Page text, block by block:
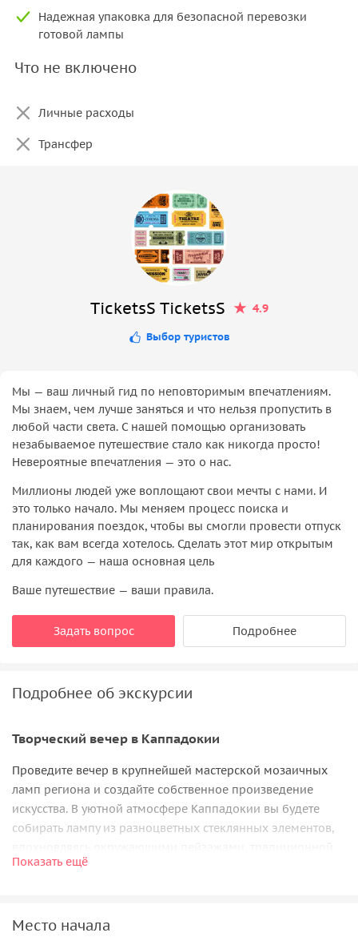
Надежная упаковка для безопасной перевозки
готовой лампы
Что не включено
Личные расходы
Трансфер
TicketsS TicketsS 4.9
Выбор туристов
Мы — ваш личный гид по неповторимым впечатлениям.
Мы знаем, чем лучше заняться и что нельзя пропустить в
любой части света. С нашей помощью организовать
незабываемое путешествие стало как никогда просто!
Невероятные впечатления — это о нас.
Миллионы людей уже воплощают свои мечты с нами. И
это только начало. Мы меняем процесс поиска и
планирования поездок, чтобы вы смогли провести отпуск
так, как вам всегда хотелось. Сделать этот мир открытым
для каждого — наша основная цель
Ваше путешествие — ваши правила.
Задать вопрос Подробнее
Подробнее об экскурсии
Творческий вечер в Каппадокии
Проведите вечер в крупнейшей мастерской мозаичных
ламп региона и создайте собственное произведение
искусства. В уютной атмосфере Каппадокии вы будете
собирать лампу из разноцветных стеклянных элементов,
музыкой и творческой обстановкой.
Показать ещё
Место начала